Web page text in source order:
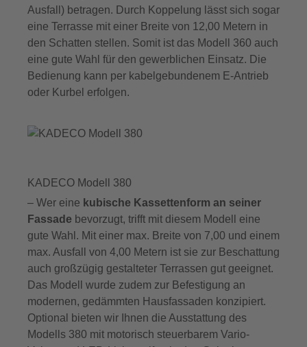
Ausfall) betragen. Durch Koppelung lässt sich sogar
eine Terrasse mit einer Breite von 12,00 Metern in
den Schatten stellen. Somit ist das Modell 360 auch
eine gute Wahl für den gewerblichen Einsatz. Die
Bedienung kann per kabelgebundenem E-Antrieb
oder Kurbel erfolgen.
KADECO Modell 380
– Wer eine kubische Kassettenform an seiner
Fassade bevorzugt, trifft mit diesem Modell eine
gute Wahl. Mit einer max. Breite von 7,00 und einem
max. Ausfall von 4,00 Metern ist sie zur Beschattung
auch großzügig gestalteter Terrassen gut geeignet.
Das Modell wurde zudem zur Befestigung an
modernen, gedämmten Hausfassaden konzipiert.
Optional bieten wir Ihnen die Ausstattung des
Modells 380 mit motorisch steuerbarem Vario-